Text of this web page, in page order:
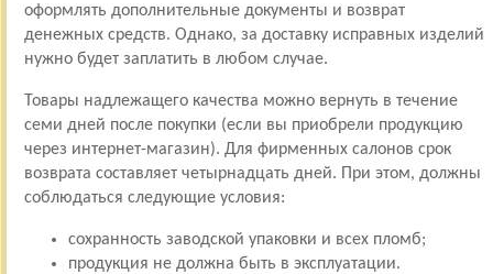
оформлять дополнительные документы и возврат
денежных средств. Однако, за доставку исправных изделий
нужно будет заплатить в любом случае.
Товары надлежащего качества можно вернуть в течение
семи дней после покупки (если вы приобрели продукцию
через интернет-магазин). Для фирменных салонов срок
возврата составляет четырнадцать дней. При этом, должны
соблюдаться следующие условия:
сохранность заводской упаковки и всех пломб;
продукция не должна быть в эксплуатации.